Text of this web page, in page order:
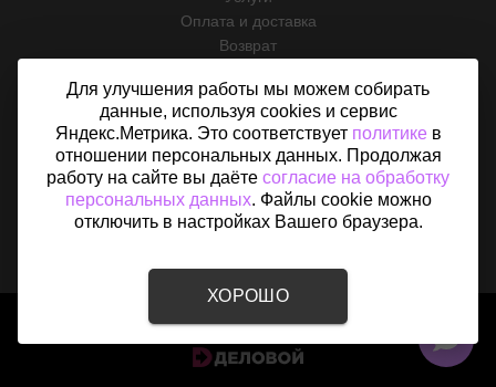
Оплата и доставка
Возврат
Контакты
Политика конфиденциальности
Согласие на обработку персональных данных
Карта сайта
2015 - 2026 © «Вентфом» - Интернет-магазин вентиляции в
Для улучшения работы мы можем собирать
данные, используя cookies и сервис
Яндекс.Метрика. Это соответствует политикев
отношении персональных данных. Продолжая
работу на сайте вы даёте согласие на обработку
персональных данных. Файлы cookie можно
отключить в настройках Вашего браузера.
ХОРОШО